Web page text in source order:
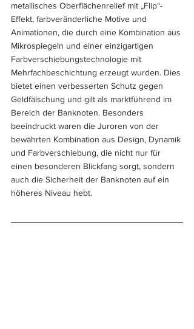
metallisches Oberflächenrelief mit „Flip“-
Effekt, farbveränderliche Motive und
Animationen, die durch eine Kombination aus
Mikrospiegeln und einer einzigartigen
Farbverschiebungstechnologie mit
Mehrfachbeschichtung erzeugt wurden. Dies
bietet einen verbesserten Schutz gegen
Geldfälschung und gilt als marktführend im
Bereich der Banknoten. Besonders
beeindruckt waren die Juroren von der
bewährten Kombination aus Design, Dynamik
und Farbverschiebung, die nicht nur für
einen besonderen Blickfang sorgt, sondern
auch die Sicherheit der Banknoten auf ein
höheres Niveau hebt.